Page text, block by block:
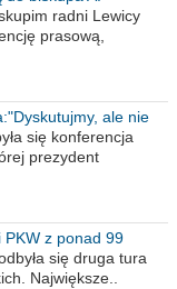
radni Lewicy
prasową,
ale nie
się konferencja
prezydent
PKW z ponad 99
się druga tura
Największe..